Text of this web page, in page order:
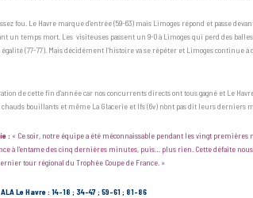
fou. Le Havre marque d’entrée (59-63) mais Limoges répond et passe
un temps mort. Les visiteuses passent un 9-0 à Limoges qui perd des
(77-77). Mais décidément l’histoire va se répéter et Limoges
de cette fin d’année car nos concurrents directs ont tous gagné et Le
bouillants et même La Glacerie et Ifs (6v) n’ont pas dit leurs derniers
: « Ce soir, notre équipe a été méconnaissable pendant les vingt
à l’entame des cinq dernières minutes, puis… plus rien. Cette défaite
tour régional du Trophée Coupe de France. »
ALA Le Havre : 14-18 ; 34-47 ; 59-61 ; 81-86